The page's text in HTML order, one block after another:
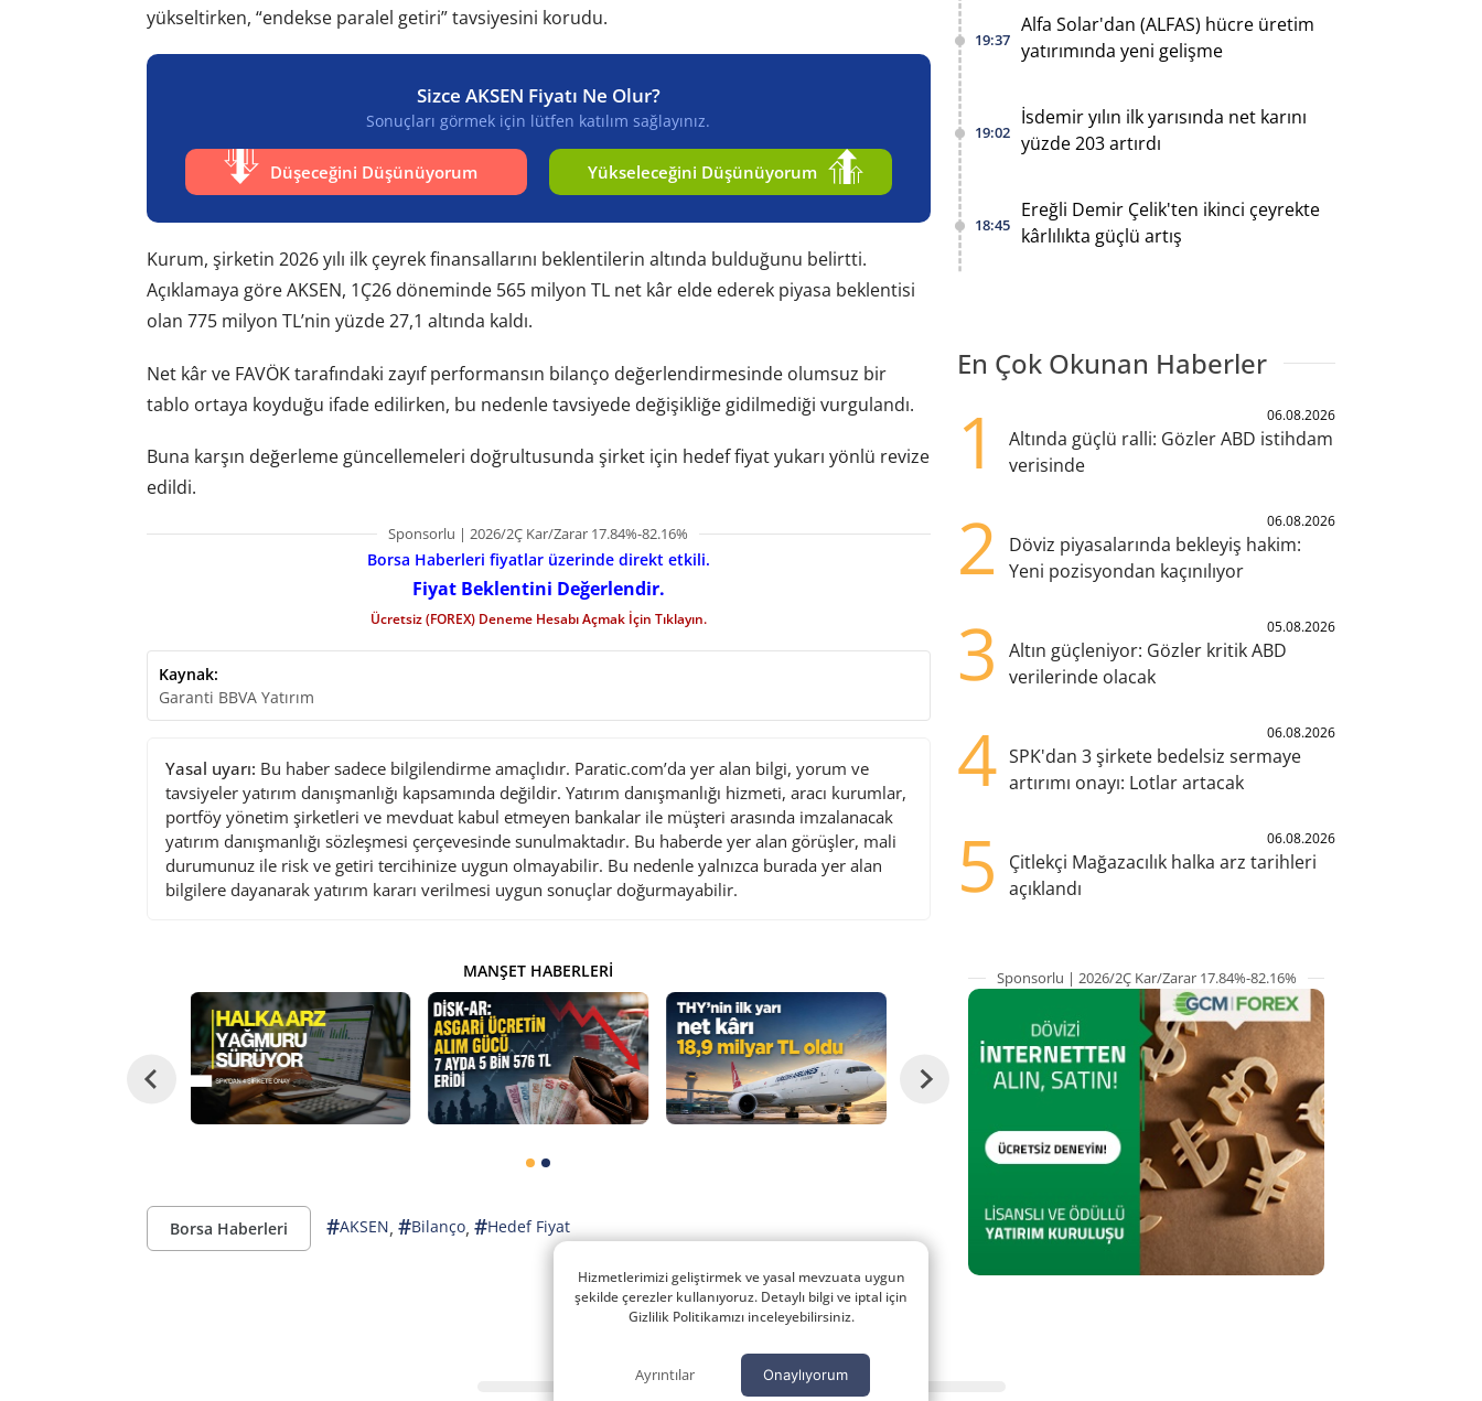
yükseltirken, “endekse paralel getiri” tavsiyesini korudu.
Sizce AKSEN Fiyatı Ne Olur?
Sonuçları görmek için lütfen katılım sağlayınız.
Düşeceğini Düşünüyorum Yükseleceğini Düşünüyorum
Kurum, şirketin 2026 yılı ilk çeyrek finansallarını beklentilerin altında bulduğunu belirtti.
Açıklamaya göre AKSEN, 1Ç26 döneminde 565 milyon TL net kâr elde ederek piyasa beklentisi
olan 775 milyon TL’nin yüzde 27,1 altında kaldı.
Net kâr ve FAVÖK tarafındaki zayıf performansın bilanço değerlendirmesinde olumsuz bir
tablo ortaya koyduğu ifade edilirken, bu nedenle tavsiyede değişikliğe gidilmediği vurgulandı.
Buna karşın değerleme güncellemeleri doğrultusunda şirket için hedef fiyat yukarı yönlü revize
edildi.
Sponsorlu | 2026/2Ç Kar/Zarar 17.84%-82.16%
Borsa Haberleri fiyatlar üzerinde direkt etkili.
Fiyat Beklentini Değerlendir.
Ücretsiz (FOREX) Deneme Hesabı Açmak İçin Tıklayın.
Kaynak:
Garanti BBVA Yatırım
Yasal uyarı: Bu haber sadece bilgilendirme amaçlıdır. Paratic.com’da yer alan bilgi, yorum ve
tavsiyeler yatırım danışmanlığı kapsamında değildir. Yatırım danışmanlığı hizmeti, aracı kurumlar,
portföy yönetim şirketleri ve mevduat kabul etmeyen bankalar ile müşteri arasında imzalanacak
yatırım danışmanlığı sözleşmesi çerçevesinde sunulmaktadır. Bu haberde yer alan görüşler, mali
durumunuz ile risk ve getiri tercihinize uygun olmayabilir. Bu nedenle yalnızca burada yer alan
bilgilere dayanarak yatırım kararı verilmesi uygun sonuçlar doğurmayabilir.
MANŞET HABERLERI
Borsa Haberleri #AKSEN, #Bilanço, #Hedef Fiyat
19:37
Alfa Solar'dan (ALFAS) hücre üretim
yatırımında yeni gelişme
19:02
İsdemir yılın ilk yarısında net karını
yüzde 203 artırdı
18:45
Ereğli Demir Çelik'ten ikinci çeyrekte
kârlılıkta güçlü artış
En Çok Okunan Haberler
1 06.08.2026
Altında güçlü ralli: Gözler ABD istihdam
verisinde
2 06.08.2026
Döviz piyasalarında bekleyiş hakim:
Yeni pozisyondan kaçınılıyor
3 05.08.2026
Altın güçleniyor: Gözler kritik ABD
verilerinde olacak
4 06.08.2026
SPK'dan 3 şirkete bedelsiz sermaye
artırımı onayı: Lotlar artacak
5 06.08.2026
Çitlekçi Mağazacılık halka arz tarihleri
açıklandı
Sponsorlu | 2026/2Ç Kar/Zarar 17.84%-82.16%
Hizmetlerimizi geliştirmek ve yasal mevzuata uygun
şekilde çerezler kullanıyoruz. Detaylı bilgi ve iptal için
Gizlilik Politikamızı inceleyebilirsiniz.
Ayrıntılar Onaylıyorum